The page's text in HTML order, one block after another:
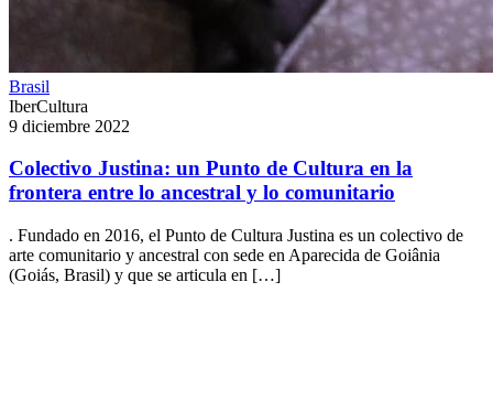
Brasil
IberCultura
9 diciembre 2022
Colectivo Justina: un Punto de Cultura en la
frontera entre lo ancestral y lo comunitario
. Fundado en 2016, el Punto de Cultura Justina es un colectivo de
arte comunitario y ancestral con sede en Aparecida de Goiânia
(Goiás, Brasil) y que se articula en […]